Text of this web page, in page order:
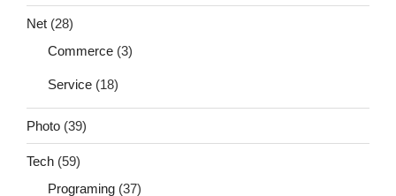
Net (28)
Commerce (3)
Service (18)
Photo (39)
Tech (59)
Programing (37)